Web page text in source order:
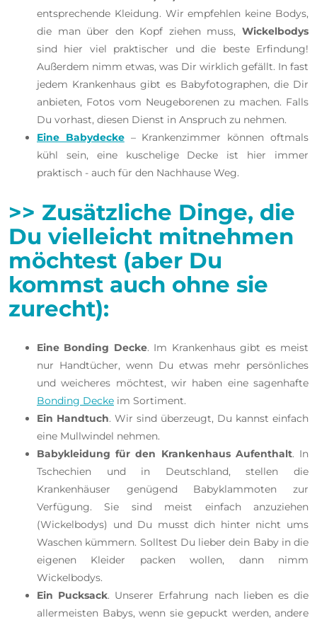
entsprechende Kleidung. Wir empfehlen keine Bodys,
die man über den Kopf ziehen muss, Wickelbodys
sind hier viel praktischer und die beste Erfindung!
Außerdem nimm etwas, was Dir wirklich gefällt. In fast
jedem Krankenhaus gibt es Babyfotographen, die Dir
anbieten, Fotos vom Neugeborenen zu machen. Falls
Du vorhast, diesen Dienst in Anspruch zu nehmen.
Eine Babydecke– Krankenzimmer können oftmals
kühl sein, eine kuschelige Decke ist hier immer
praktisch - auch für den Nachhause Weg.
>> Zusätzliche Dinge, die
Du vielleicht mitnehmen
möchtest (aber Du
kommst auch ohne sie
zurecht):
Eine Bonding Decke. Im Krankenhaus gibt es meist
nur Handtücher, wenn Du etwas mehr persönliches
und weicheres möchtest, wir haben eine sagenhafte
Bonding Decke im Sortiment.
Ein Handtuch. Wir sind überzeugt, Du kannst einfach
eine Mullwindel nehmen.
Babykleidung für den Krankenhaus Aufenthalt. In
Tschechien und in Deutschland, stellen die
Krankenhäuser genügend Babyklammoten zur
Verfügung. Sie sind meist einfach anzuziehen
(Wickelbodys) und Du musst dich hinter nicht ums
Waschen kümmern. Solltest Du lieber dein Baby in die
eigenen Kleider packen wollen, dann nimm
Wickelbodys.
Ein Pucksack. Unserer Erfahrung nach lieben es die
allermeisten Babys, wenn sie gepuckt werden, andere